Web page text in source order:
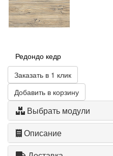
Редондо кедр
Заказать в 1 клик
Добавить в корзину
Выбрать модули
Описание